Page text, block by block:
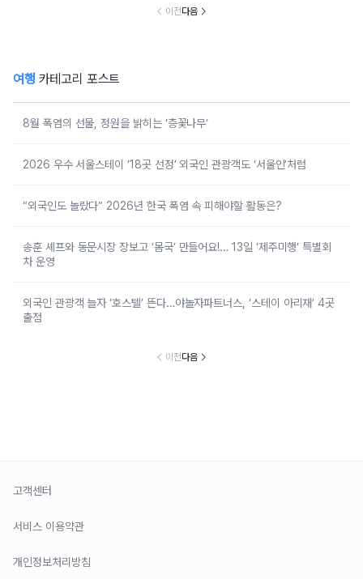
이전다음
여행 카테고리 포스트
8월 폭염의 선물, 정원을 밝히는 ‘층꽃나무’
2026 우수 서울스테이 ‘18곳 선정’ 외국인 관광객도 ‘서울인’처럼
“외국인도 놀랐다” 2026년 한국 폭염 속 피해야할 활동은?
송훈 셰프와 동문시장 장보고 ‘몸국’ 만들어요!… 13일 ‘제주미행’ 특별회
차 운영
외국인 관광객 늘자 ‘호스텔’ 뜬다…야놀자파트너스, ‘스테이 아리재’ 4곳
출점
이전다음
고객센터
서비스 이용약관
개인정보처리방침